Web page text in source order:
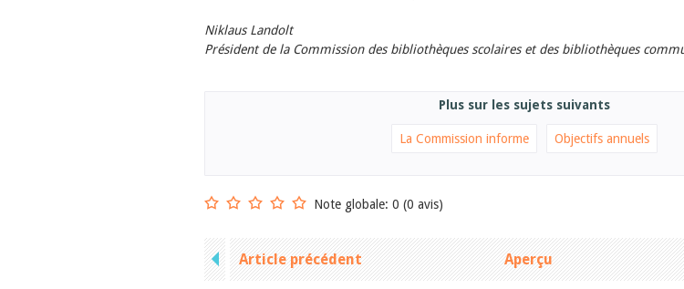
Niklaus Landolt
Président de la Commission des bibliothèques scolaires et des bibliothèques
Plus sur les sujets suivants
La Commission informe Objectifs annuels
Note globale: 0 (0 avis)
Article précédent Aperçu